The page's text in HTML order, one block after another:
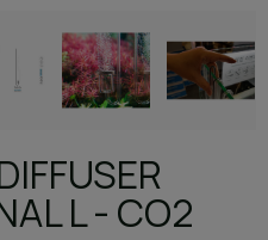
L - CO2